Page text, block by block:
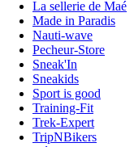
La sellerie de Maé
Made in Paradis
Nauti-wave
Pecheur-Store
Sneak'In
Sneakids
Sport is good
Training-Fit
Trek-Expert
TripNBikers